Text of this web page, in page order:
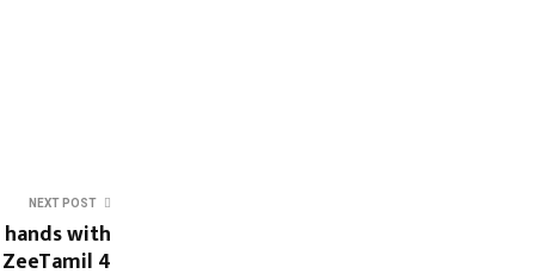
NEXT POST
hands with
ZeeTamil 4